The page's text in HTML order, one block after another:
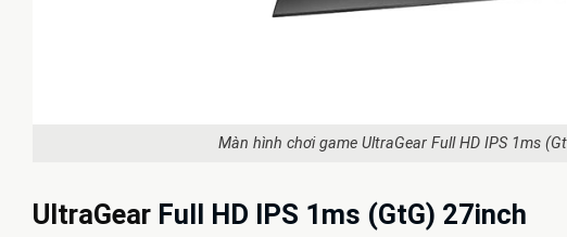
Màn hình chơi game UltraGear Full HD IPS 1ms
UltraGear Full HD IPS 1ms (GtG) 27inch